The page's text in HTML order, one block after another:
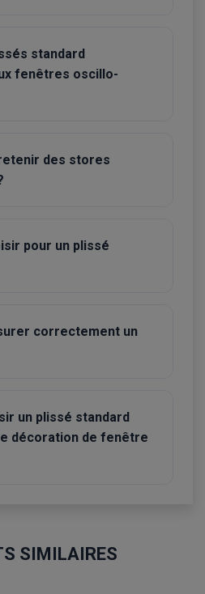
standard
fenêtres oscillo-
des stores
pour un plissé
correctement un
un plissé standard
décoration de fenêtre
SIMILAIRES